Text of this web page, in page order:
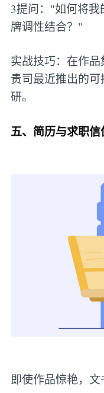
3提问："如何将
牌调性结合？"
实战技巧：在作
贵司最近推出的
研。
五、简历与求职信
即使作品惊艳，文